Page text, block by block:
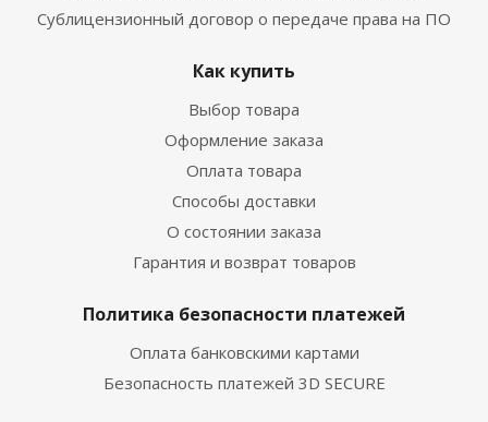
Сублицензионный договор о передаче права на ПО
Как купить
Выбор товара
Оформление заказа
Оплата товара
Способы доставки
О состоянии заказа
Гарантия и возврат товаров
Политика безопасности платежей
Оплата банковскими картами
Безопасность платежей 3D SECURE